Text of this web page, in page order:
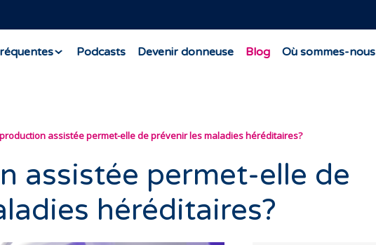
Podcasts Devenir donneuse Blog Où sommes-nous
assistée permet-elle de prévenir les maladies héréditaires?
assistée permet-elle de
héréditaires?